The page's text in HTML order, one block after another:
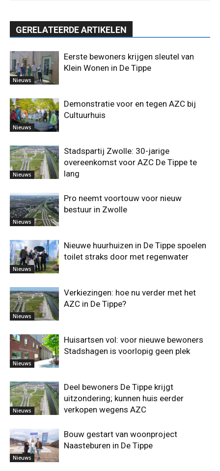
GERELATEERDE ARTIKELEN
Nieuws
Eerste bewoners krijgen sleutel van
Klein Wonen in De Tippe
Nieuws
Demonstratie voor en tegen AZC bij
Cultuurhuis
Nieuws
Stadspartij Zwolle: 30-jarige
overeenkomst voor AZC De Tippe te
lang
Nieuws
Pro neemt voortouw voor nieuw
bestuur in Zwolle
Nieuws
Nieuwe huurhuizen in De Tippe spoelen
toilet straks door met regenwater
Nieuws
Verkiezingen: hoe nu verder met het
AZC in De Tippe?
Nieuws
Huisartsen vol: voor nieuwe bewoners
Stadshagen is voorlopig geen plek
Nieuws
Deel bewoners De Tippe krijgt
uitzondering; kunnen huis eerder
verkopen wegens AZC
Nieuws
Bouw gestart van woonproject
Naasteburen in De Tippe